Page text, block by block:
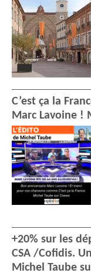
C’est ça la
Marc Lavoine !
+20% sur les
CSA /Cofidis.
Michel Taube